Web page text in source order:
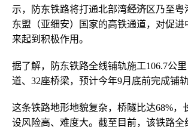
示，防东铁路将打通北部湾经济区乃至粤
东盟（亚细安）国家的高铁通道，对促进
来起到积极作用。
据了解，防东铁路全线铺轨施工106.7公
道、32座桥梁，预计今年9月底前完成铺轨
这条铁路地形地貌复杂，桥隧比达68%，
设风险高、难度大。截至目前，该铁路全